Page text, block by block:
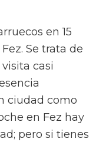
en 15
Se trata de
casi
ciudad como
en Fez hay
pero si tienes